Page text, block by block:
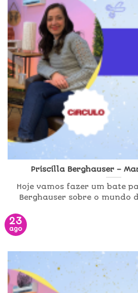
Priscilla Berghauser –
Hoje vamos fazer um bate
Berghauser sobre o mundo
23
ago